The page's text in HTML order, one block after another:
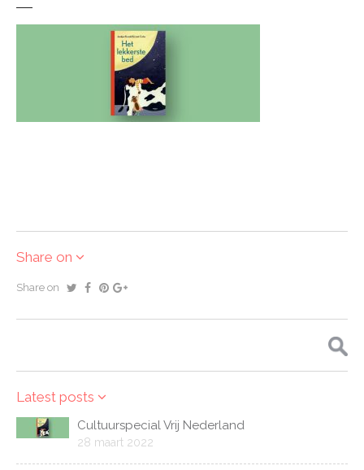
Share on
Share on
Latest posts
Cultuurspecial Vrij Nederland
28 maart 2022